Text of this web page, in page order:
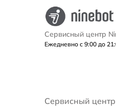
Сервисный центр
Ежедневно с 9:00 до
Сервисный